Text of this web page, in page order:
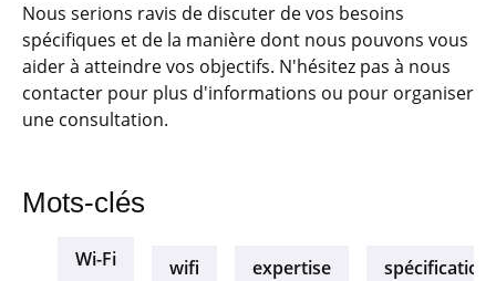
Nous serions ravis de discuter de vos besoins
spécifiques et de la manière dont nous pouvons vous
aider à atteindre vos objectifs. N'hésitez pas à nous
contacter pour plus d'informations ou pour organiser
une consultation.
Mots-clés
Wi-Fi wifi expertise